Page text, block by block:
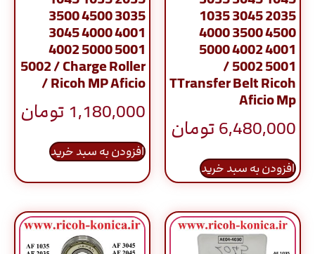
2035 3045 1035
4500 3500 4000
4001 4002 5000
5001 5002 /
TTransfer Belt Ricoh
Aficio Mp
6,480,000تومان
افزودن به سبد خرید
3500 4500 3035
3045 4000 4001
4002 5000 5001
5002 / Charge Roller
/ Ricoh MP Aficio
1,180,000 تومان
افزودن به سبد خرید